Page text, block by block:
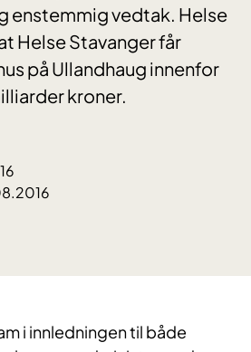
enstemmig vedtak. Helse
Helse Stavanger får
på Ullandhaug innenfor
kroner.
i innledningen til både